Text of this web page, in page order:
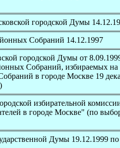
городской Думы
Собраний 14.12.1997
городской Думы от
Собраний, избираемых
в городе Москве 19
избирательной
в городе Москве" (по
Думы 19.12.1999